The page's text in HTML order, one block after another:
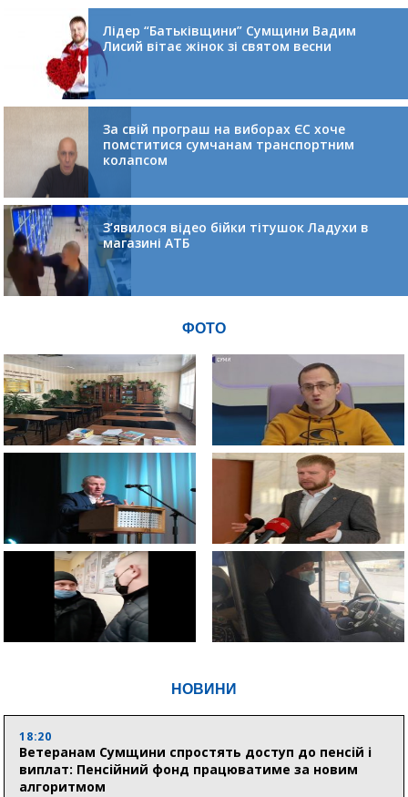
НОВИНИ
18:20
Ветеранам Сумщини спростять доступ до пенсій і
виплат: Пенсійний фонд працюватиме за новим
алгоритмом
Лідер “Батьківщини” Сумщини Вадим
Лисий вітає жінок зі святом весни
За свій програш на виборах ЄС хоче
помститися сумчанам транспортним
колапсом
З’явилося відео бійки тітушок Ладухи в
магазині АТБ
ФОТО